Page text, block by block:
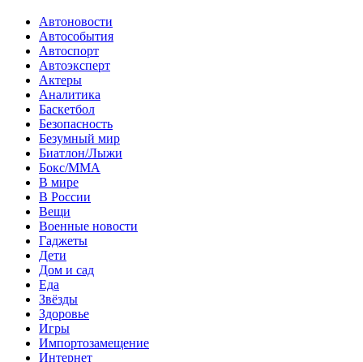
Автоновости
Автособытия
Автоспорт
Автоэксперт
Актеры
Аналитика
Баскетбол
Безопасность
Безумный мир
Биатлон/Лыжи
Бокс/MMA
В мире
В России
Вещи
Военные новости
Гаджеты
Дети
Дом и сад
Еда
Звёзды
Здоровье
Игры
Импортозамещение
Интернет